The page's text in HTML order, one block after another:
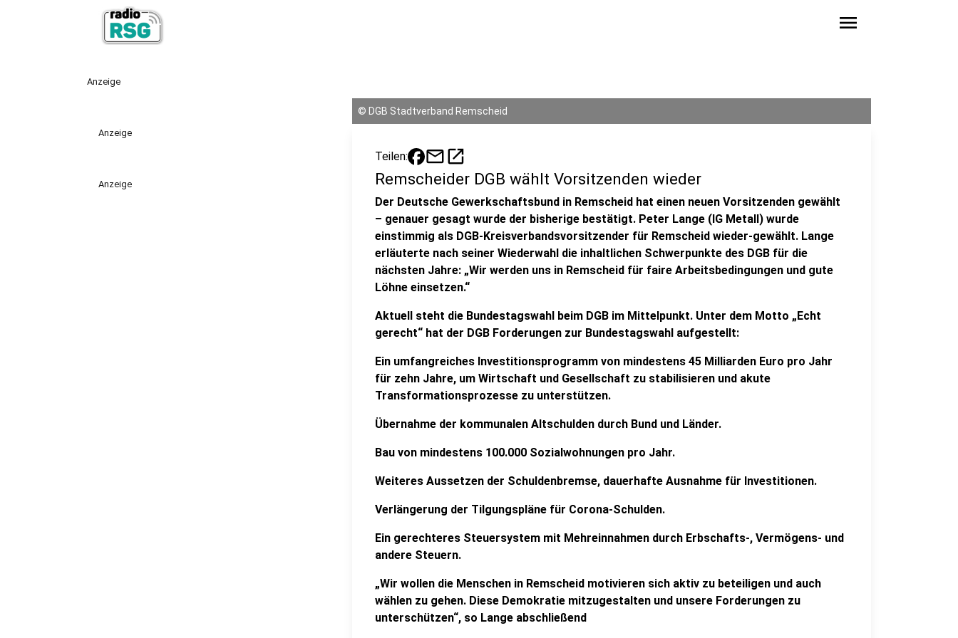
menu
Anzeige
Anzeige
Anzeige
© DGB Stadtverband Remscheid
Teilen: mailopen_in_new
Remscheider DGB wählt Vorsitzenden wieder
Der Deutsche Gewerkschaftsbund in Remscheid hat einen neuen Vorsitzenden gewählt
– genauer gesagt wurde der bisherige bestätigt. Peter Lange (IG Metall) wurde
einstimmig als DGB-Kreisverbandsvorsitzender für Remscheid wieder-gewählt. Lange
erläuterte nach seiner Wiederwahl die inhaltlichen Schwerpunkte des DGB für die
nächsten Jahre: „Wir werden uns in Remscheid für faire Arbeitsbedingungen und gute
Löhne einsetzen.“
Aktuell steht die Bundestagswahl beim DGB im Mittelpunkt. Unter dem Motto „Echt
gerecht“ hat der DGB Forderungen zur Bundestagswahl aufgestellt:
Ein umfangreiches Investitionsprogramm von mindestens 45 Milliarden Euro pro Jahr
für zehn Jahre, um Wirtschaft und Gesellschaft zu stabilisieren und akute
Transformationsprozesse zu unterstützen.
Übernahme der kommunalen Altschulden durch Bund und Länder.
Bau von mindestens 100.000 Sozialwohnungen pro Jahr.
Weiteres Aussetzen der Schuldenbremse, dauerhafte Ausnahme für Investitionen.
Verlängerung der Tilgungspläne für Corona-Schulden.
Ein gerechteres Steuersystem mit Mehreinnahmen durch Erbschafts-, Vermögens- und
andere Steuern.
„Wir wollen die Menschen in Remscheid motivieren sich aktiv zu beteiligen und auch
wählen zu gehen. Diese Demokratie mitzugestalten und unsere Forderungen zu
unterschützen“, so Lange abschließend